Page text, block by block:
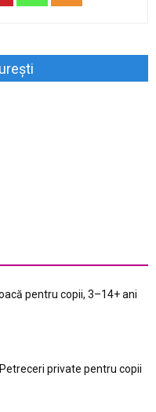
pentru copii, 3–14+ ani
private pentru copii